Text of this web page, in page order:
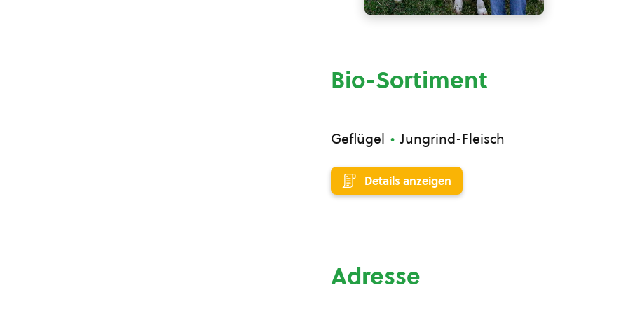
Bio-Sortiment
Geflügel Jungrind-Fleisch
Details anzeigen
Adresse